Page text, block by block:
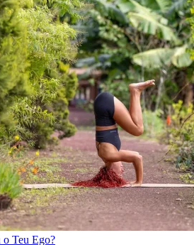
o Teu Ego?